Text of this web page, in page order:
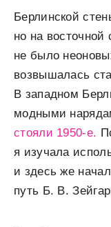
Берлинской
но на восточной
не было
возвышалась
В западном
модными
стояли 1950-е.
я изучала
и здесь же
путь Б. В.